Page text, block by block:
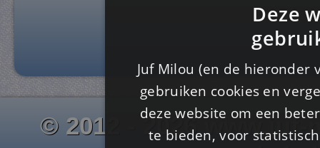
© 2012 - 2026
Deze
Juf Milou (en de
gebruiken cookies en
deze website om een
te bieden, voor